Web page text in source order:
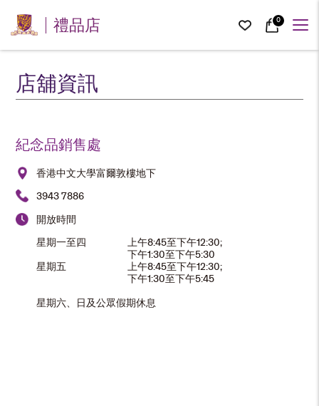
禮品店 0
店舖資訊
紀念品銷售處
香港中文大學富爾敦樓地下
3943 7886
開放時間
星期一至四
上午8:45至下午12:30;
下午1:30至下午5:30
星期五
上午8:45至下午12:30;
下午1:30至下午5:45
星期六、日及公眾假期休息